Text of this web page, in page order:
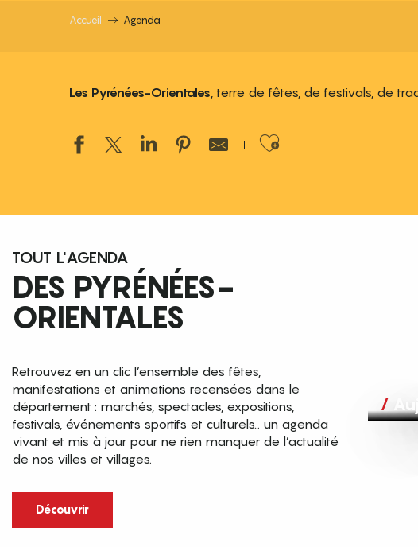
Accueil Agenda
Les Pyrénées-Orientales, terre de fêtes, de festivals, de
Ajouter aux
TOUT L'AGENDA
DES PYRÉNÉES-
ORIENTALES
Retrouvez en un clic l’ensemble des fêtes,
manifestations et animations recensées dans le
département : marchés, spectacles, expositions,
festivals, événements sportifs et culturels… un agenda
vivant et mis à jour pour ne rien manquer de l’actualité
de nos villes et villages.
Découvrir